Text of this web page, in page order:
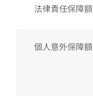
法律責任保障額
個人意外保障額